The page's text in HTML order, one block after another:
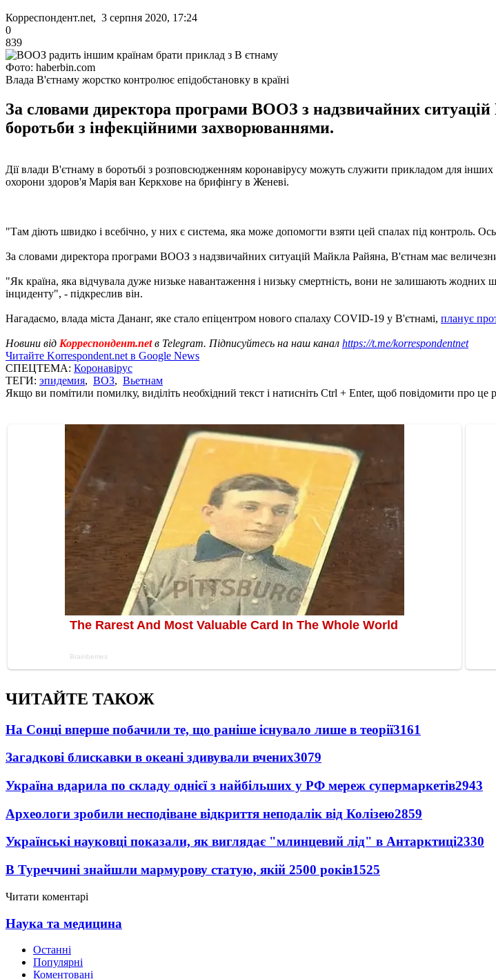
Корреспондент.net, 3 серпня 2020, 17:24
0
839
Фото: haberbin.com
Влада В'єтнаму жорстко контролює епідобстановку в країні
За словами директора програми ВООЗ з надзвичайних
боротьби з інфекційними захворюваннями.
Дії влади В'єтнаму в боротьбі з розповсюдженням коронавірусу можуть служити прикладом для інших
охорони здоров'я Марія ван Керкхове на брифінгу в Женеві.
"Там діють швидко і всебічно, у них є система, яка може допомогти взяти цей спалах під контроль.
За словами директора програми ВООЗ з надзвичайних ситуацій Майкла Райяна, В'єтнам має
"Як країна, яка відчувала дуже низьке навантаження і низьку смертність, вони не залишають
інциденту", - підкреслив він.
Нагадаємо, влада міста Дананг, яке стало епіцентром нового спалаху COVID-19 у В'єтнамі, планує
Новини від Корреспондент.netв Telegram. Підписуйтесь на наш канал https://t.me/korrespondentnet
Читайте Korrespondent.net в Google News
СПЕЦТЕМА: Коронавірус
ТЕГИ: эпидемия, ВОЗ, Вьетнам
Якщо ви помітили помилку, виділіть необхідний текст і натисніть Ctrl + Enter, щоб повідомити про це
ЧИТАЙТЕ ТАКОЖ
На Сонці вперше побачили те, що раніше існувало лише в теорії3161
Загадкові блискавки в океані здивували вчених3079
Україна вдарила по складу однієї з найбільших у РФ мереж супермаркетів2943
Археологи зробили несподіване відкриття неподалік від Колізею2859
Українські науковці показали, як виглядає "млинцевий лід" в Антарктиці2330
В Туреччині знайшли мармурову статую, якій 2500 років1525
Читати коментарі
Наука та медицина
Останні
Популярні
Коментовані